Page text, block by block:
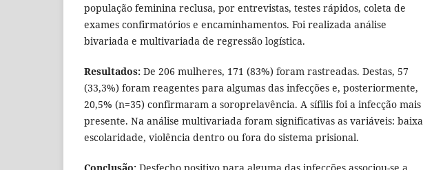
população feminina reclusa, por entrevistas, testes rápidos, coleta de
exames confirmatórios e encaminhamentos. Foi realizada análise
bivariada e multivariada de regressão logística.
Resultados: De 206 mulheres, 171 (83%) foram rastreadas. Destas, 57
(33,3%) foram reagentes para algumas das infecções e, posteriormente,
20,5% (n=35) confirmaram a soroprelavência. A sífilis foi a infecção mais
presente. Na análise multivariada foram significativas as variáveis: baixa
escolaridade, violência dentro ou fora do sistema prisional.